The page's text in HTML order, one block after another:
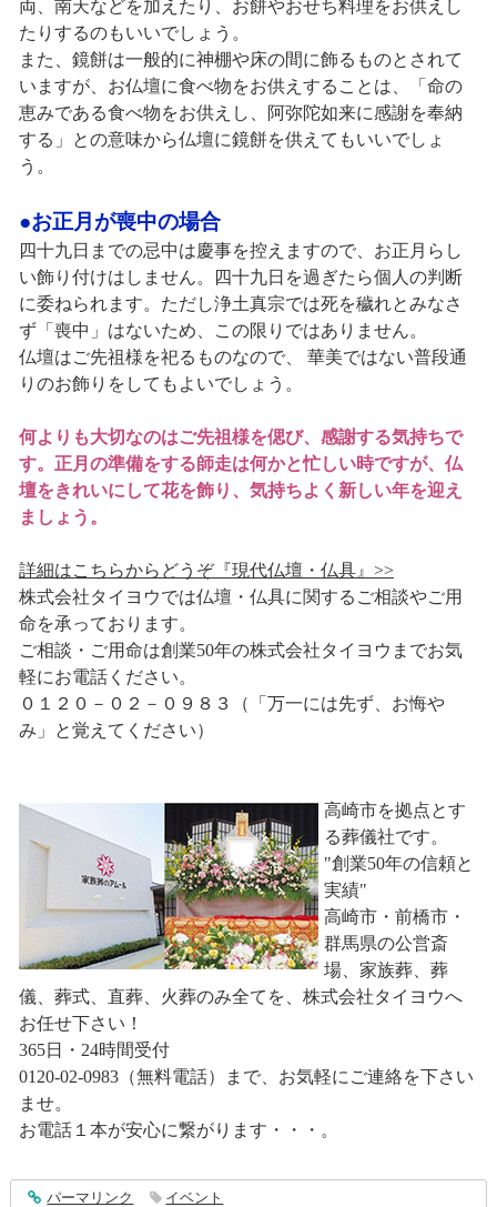
両、南天などを加えたり、お餅やおせち料理をお供えし
たりするのもいいでしょう。
また、鏡餅は一般的に神棚や床の間に飾るものとされて
いますが、お仏壇に食べ物をお供えすることは、「命の
恵みである食べ物をお供えし、阿弥陀如来に感謝を奉納
する」との意味から仏壇に鏡餅を供えてもいいでしょ
う。
●お正月が喪中の場合
四十九日までの忌中は慶事を控えますので、お正月らし
い飾り付けはしません。四十九日を過ぎたら個人の判断
に委ねられます。ただし浄土真宗では死を穢れとみなさ
ず「喪中」はないため、この限りではありません。
仏壇はご先祖様を祀るものなので、 華美ではない普段通
りのお飾りをしてもよいでしょう。
何よりも大切なのはご先祖様を偲び、感謝する気持ちで
す。正月の準備をする師走は何かと忙しい時ですが、仏
壇をきれいにして花を飾り、気持ちよく新しい年を迎え
ましょう。
詳細はこちらからどうぞ『現代仏壇・仏具』>>
株式会社タイヨウでは仏壇・仏具に関するご相談やご用
命を承っております。
ご相談・ご用命は創業50年の株式会社タイヨウまでお気
軽にお電話ください。
０１２０－０２－０９８３（「万一には先ず、お悔や
み」と覚えてください）
高崎市を拠点とす
る葬儀社です。
"創業50年の信頼と
実績"
高崎市・前橋市・
群馬県の公営斎
場、家族葬、葬
儀、葬式、直葬、火葬のみ全てを、株式会社タイヨウへ
お任せ下さい！
365日・24時間受付
0120-02-0983（無料電話）まで、お気軽にご連絡を下さい
ませ。
お電話１本が安心に繋がります・・・。
entry4189
パーマリンク イベント